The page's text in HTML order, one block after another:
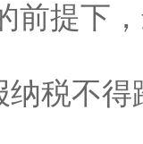
前提下
纳税不